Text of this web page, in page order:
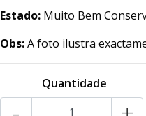
Estado: Muito Bem
Obs:A foto ilustra
Quantidade